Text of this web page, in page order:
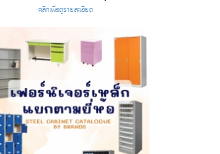
คลิกเพื่อดูรายละเอียด